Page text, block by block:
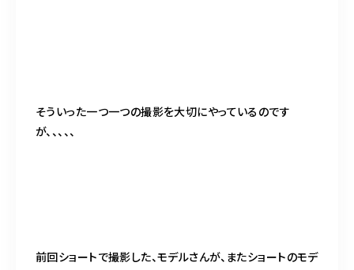
そういった一つ一つの撮影を大切にやっているのです
が、、、、、
前回ショートで撮影した、モデルさんが、またショートのモデ